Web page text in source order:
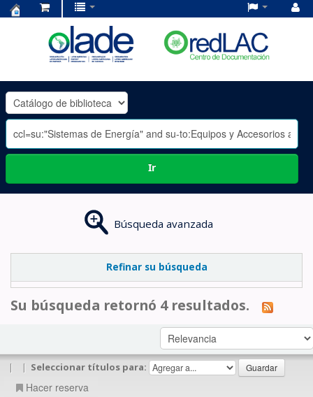
OLADE
-
Ir
Búsqueda avanzada
Refinar su búsqueda
Su búsqueda retornó 4 resultados.
| | Seleccionar títulos para:
Hacer reserva